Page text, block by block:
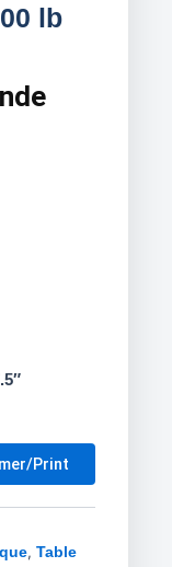
lb
Print
, Table